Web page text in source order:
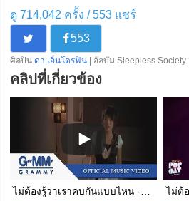
ดู 714,042 ครั้ง /553แชร์
553
ศิลปิน ดา เอ็นโดรฟิน | อัลบัม Sleepless Society
คลิปที่เกี่ยวข้อง
ไม่ต้องรู้ว่าเราคบกันแบบไหน - ดา เอ็นโดรฟิน【OFFICIAL MV】